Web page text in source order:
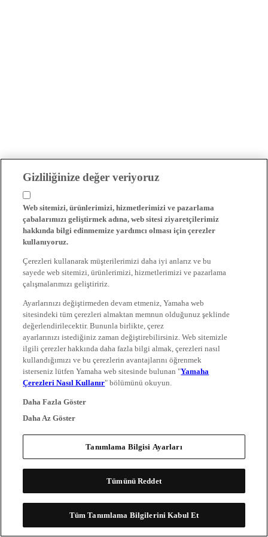
Gizliliğinize değer veriyoruz
Web sitemizi, ürünlerimizi, hizmetlerimizi ve pazarlama
çabalarımızı geliştirmek adına, web sitesi ziyaretçilerimiz
hakkında bilgi edinmemize yardımcı olması için çerezler
kullanıyoruz.
Çerezleri kullanarak müşterilerimizi daha iyi anlarız ve bu
sayede web sitemizi, ürünlerimizi, hizmetlerimizi ve pazarlama
çalışmalarımızı geliştiririz.
Ayarlarınızı değiştirmeden devam etmeniz, Yamaha web
sitesindeki tüm çerezleri almaktan memnun olduğunuz şeklinde
değerlendirilecektir. Bununla birlikte, çerez
ayarlarınızı istediğiniz zaman değiştirebilirsiniz. Web sitemizle
ilgili çerezler hakkında daha fazla bilgi almak, çerezleri nasıl
kullandığımızı ve bu çerezlerin avantajlarını öğrenmek
isterseniz lütfen Yamaha web sitesinde bulunan "Yamaha
Çerezleri Nasıl Kullanır" bölümünü okuyun.
Daha Fazla Göster
Daha Az Göster
Tanımlama Bilgisi Ayarları
Tümünü Reddet
Tüm Tanımlama Bilgilerini Kabul Et